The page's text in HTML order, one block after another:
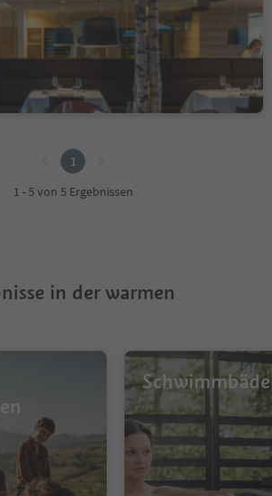
Restaurant Terra - The
Magic Place
Auen, Sarntal, Bozen und Umgebung
Nachhaltigkeitslabel Level 2
1
1 - 5 von 5 Ergebnissen
in der warmen